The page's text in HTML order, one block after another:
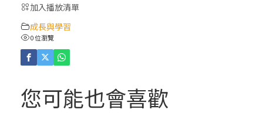
(5)黃敏正主教帶你做「四旬期避靜」—【逾
人相遇
加入播放清單
成長與學習
0 位瀏覽
您可能也會喜歡